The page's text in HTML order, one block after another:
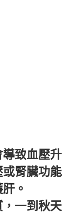
致血壓升
腎臟功能
。
一到秋天